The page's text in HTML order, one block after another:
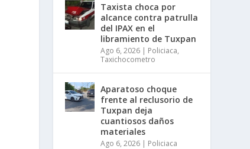
Taxista choca por
alcance contra patrulla
del IPAX en el
libramiento de Tuxpan
Ago 6, 2026| Policiaca,
Taxichocometro
Aparatoso choque
frente al reclusorio de
Tuxpan deja
cuantiosos daños
materiales
Ago 6, 2026| Policiaca